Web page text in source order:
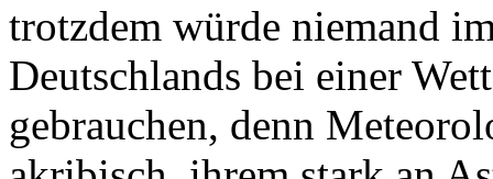
trotzdem würde niemand
Deutschlands bei einer
gebrauchen, denn